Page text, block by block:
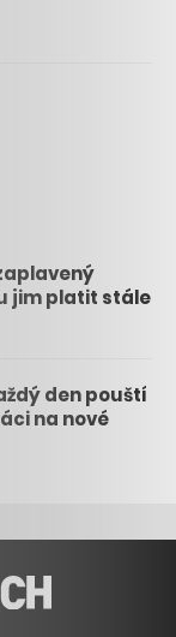
jim platit stále
den pouští
na nové